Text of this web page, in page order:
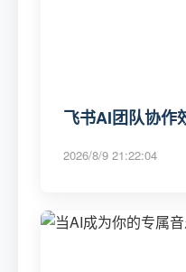
飞书AI团队协作
2026/8/9 21:22:04